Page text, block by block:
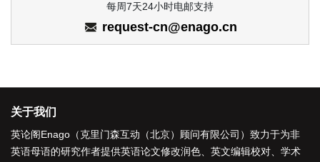
每周7天24小时电邮支持
request-cn@enago.cn
关于我们
英论阁Enago（克里门森互动（北京）顾问有限公司）致力于为非
英语母语的研究作者提供英语论文修改润色 英文编辑校对
学术